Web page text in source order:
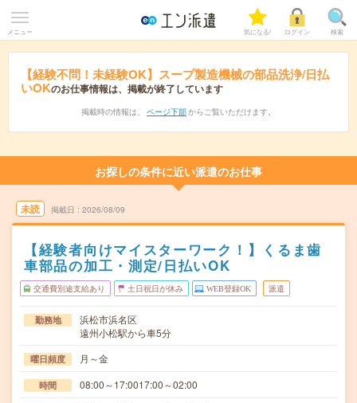
メニュー 気になる! ログイン 検索
【経験不問！未経験OK】スープ製造機械の部品洗浄/日払
いOKのお仕事情報は、掲載が終了しています
掲載時の情報は、 ページ下部 からご覧いただけます。
お探しの条件に近い派遣のお仕事
未読 掲載日 2026/08/09
【経験者向けマイスターワーク！】くるま歯
車部品の加工・測定/日払いOK
交通費別途支給あり 土日祝日が休み WEB登録OK 派遣
勤務地
浜松市浜名区
遠州小松駅から車5分
曜日頻度 月～金
時間 08:00～17:0017:00～02:00